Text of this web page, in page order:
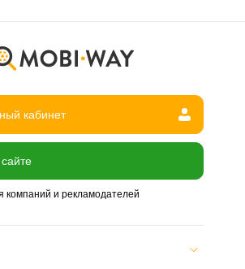
кабинет
компаний и рекламодателей